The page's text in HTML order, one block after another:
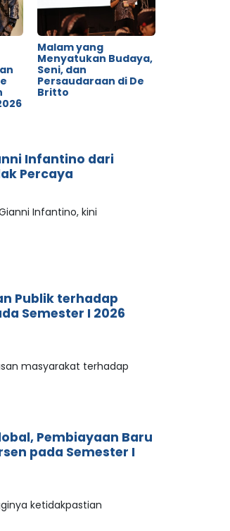
Malam yang
Menyatukan Budaya,
Seni, dan
Persaudaraan di De
Britto
Infantino dari
Percaya
Gianni Infantino, kini
Publik terhadap
Semester I 2026
masyarakat terhadap
Pembiayaan Baru
pada Semester I
ketidakpastian